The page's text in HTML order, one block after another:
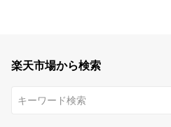
楽天市場から検索